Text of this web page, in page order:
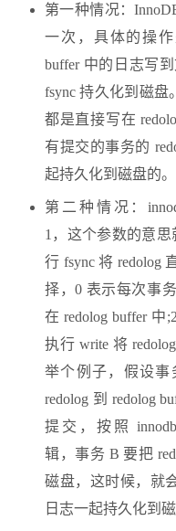
第一种情况：
一次，具体的操作
buffer 中的日志写
fsync 持久化到磁盘
都是直接写在
有提交的事务的
起持久化到磁盘的。
第二种情况：
1，这个参数的意
行 fsync 将 redolog
择，0 表示每次事
在 redolog buffer
执行 write 将
举个例子，假设
redolog 到 redolog
提交，按照
辑，事务 B 要把
磁盘，这时候，就
日志一起持久化到